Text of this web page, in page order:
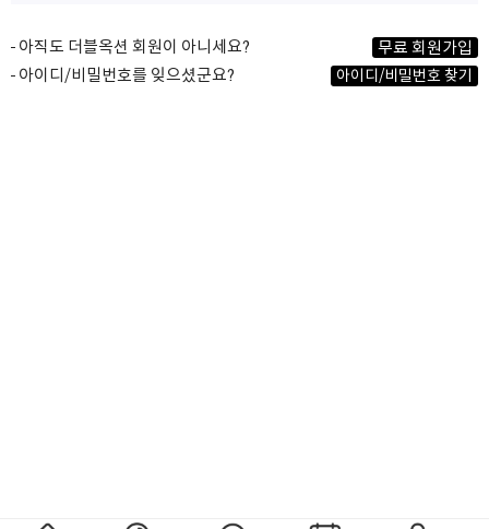
아직도 더블옥션 회원이 아니세요?
무료 회원가입
아이디/비밀번호를 잊으셨군요?
아이디/비밀번호 찾기